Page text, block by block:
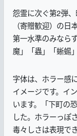
怨霊に次ぐ第2弾
（寄贈歓迎）の
第一水準のみなら
魔」「蟲」「蜥蜴
字体は、ホラー感
イメージです。イ
います。「下町の
した。ホラーっぽ
毒々しさは表現で